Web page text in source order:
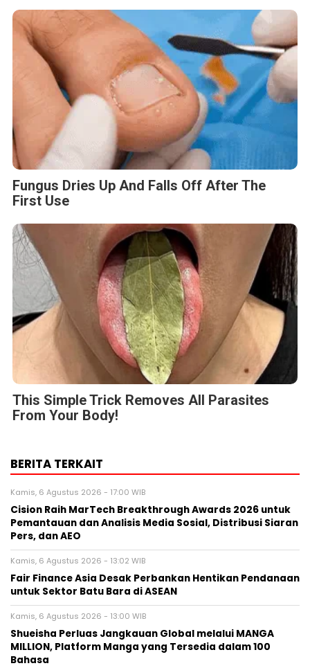
Fungus Dries Up And Falls Off After The
First Use
This Simple Trick Removes All Parasites
From Your Body!
BERITA TERKAIT
Kamis, 6 Agustus 2026 - 17:00 WIB
Cision Raih MarTech Breakthrough Awards 2026 untuk
Pemantauan dan Analisis Media Sosial, Distribusi Siaran
Pers, dan AEO
Kamis, 6 Agustus 2026 - 13:02 WIB
Fair Finance Asia Desak Perbankan Hentikan Pendanaan
untuk Sektor Batu Bara di ASEAN
Kamis, 6 Agustus 2026 - 13:00 WIB
Shueisha Perluas Jangkauan Global melalui MANGA
MILLION, Platform Manga yang Tersedia dalam 100
Bahasa